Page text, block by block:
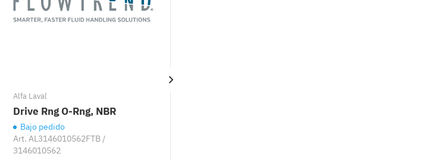
Alfa Laval
Drive Rng O-Rng, NBR
Bajo pedido
Art. AL3146010562FTB /
3146010562